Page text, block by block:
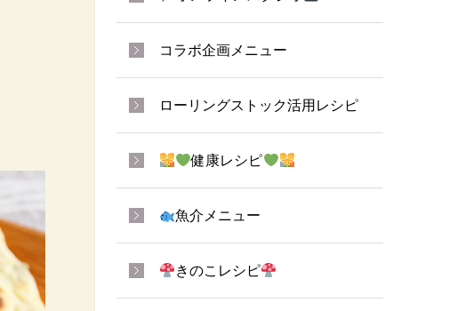
コラボ企画メニュー
ローリングストック活用レシピ
健康レシピ
魚介メニュー
きのこレシピ